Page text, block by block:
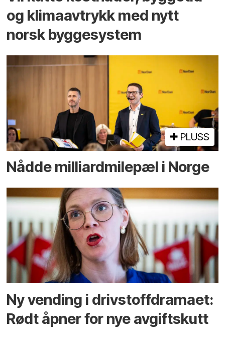
og klima­avtrykk med nytt
norsk bygge­system
PLUSS
Nådde milliard­­milepæl i Norge
Ny vending i drivstoffdramaet:
Rødt åpner for nye avgiftskutt